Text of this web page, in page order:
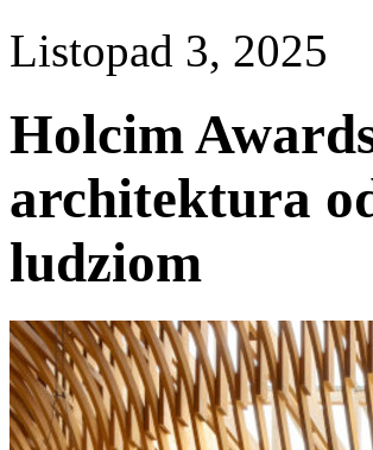
Listopad 3, 2025
Holcim
architektura
ludziom